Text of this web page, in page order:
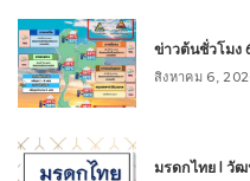
ข่าวต้นชั่วโมง
สิงหาคม 6,
มรดกไทย l วั